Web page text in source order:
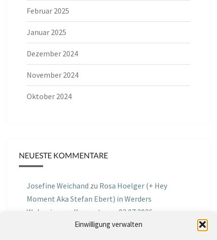
Einwilligung verwalten
Februar 2025
Januar 2025
Dezember 2024
November 2024
Oktober 2024
NEUESTE KOMMENTARE
Josefine Weichand zu Rosa Hoelger (+ Hey
Moment Aka Stefan Ebert) in Werders
Wohnzimmer Konzerte am 03.07.2026